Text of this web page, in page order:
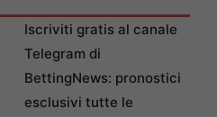
Iscriviti gratis al canale
Telegram di
BettingNews: pronostici
esclusivi tutte le